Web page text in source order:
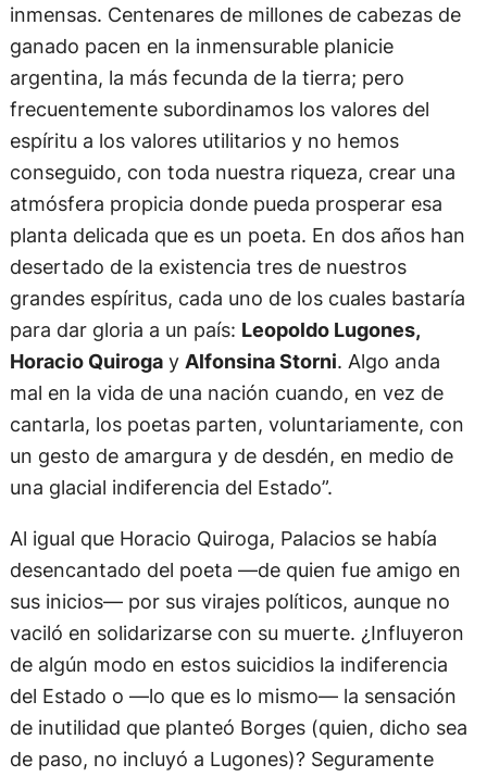
inmensas. Centenares de millones de cabezas de
ganado pacen en la inmensurable planicie
argentina, la más fecunda de la tierra; pero
frecuentemente subordinamos los valores del
espíritu a los valores utilitarios y no hemos
conseguido, con toda nuestra riqueza, crear una
atmósfera propicia donde pueda prosperar esa
planta delicada que es un poeta. En dos años han
desertado de la existencia tres de nuestros
grandes espíritus, cada uno de los cuales bastaría
para dar gloria a un país: Leopoldo Lugones,
Horacio Quirogay Alfonsina Storni. Algo anda
mal en la vida de una nación cuando, en vez de
cantarla, los poetas parten, voluntariamente, con
un gesto de amargura y de desdén, en medio de
una glacial indiferencia del Estado”.
Al igual que Horacio Quiroga, Palacios se había
desencantado del poeta —de quien fue amigo en
sus inicios— por sus virajes políticos, aunque no
vaciló en solidarizarse con su muerte. ¿Influyeron
de algún modo en estos suicidios la indiferencia
del Estado o —lo que es lo mismo— la sensación
de inutilidad que planteó Borges (quien, dicho sea
de paso, no incluyó a Lugones)? Seguramente